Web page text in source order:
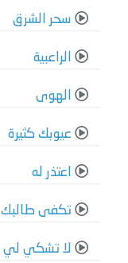
سحر الشرق
الراعبية
الهوى
عيوبك كثيرة
اعتذر له
تكفى طالبك
لا تشكي لي